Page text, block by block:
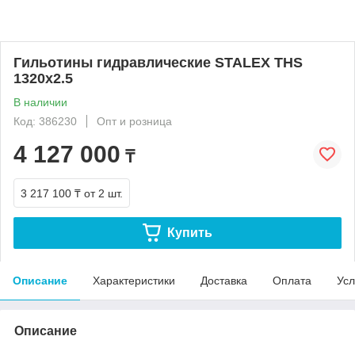
Гильотины гидравлические STALEX THS
1320x2.5
В наличии
Код: 386230
Опт и розница
4 127 000 ₸
3 217 100 ₸ от 2 шт.
Купить
Описание Характеристики Доставка Оплата
Описание